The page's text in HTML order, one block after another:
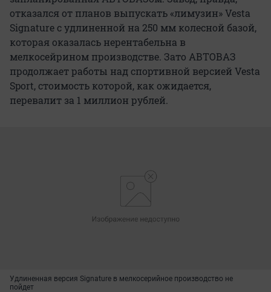
отказался от планов выпускать «лимузин» Vesta
Signature с удлиненной на 250 мм колесной базой,
которая оказалась нерентабельна в
мелкосейрином производстве. Зато АВТОВАЗ
продолжает работы над спортивной версией Vesta
Sport, стоимость которой, как ожидается,
перевалит за 1 миллион рублей.
Удлиненная версия Signature в мелкосерийное производство не
пойдет